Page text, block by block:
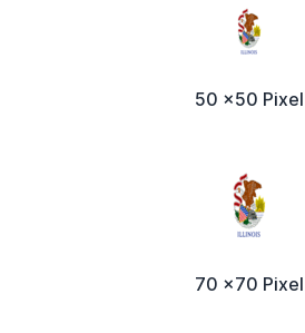
50 x50 Pixel
70 x70 Pixel